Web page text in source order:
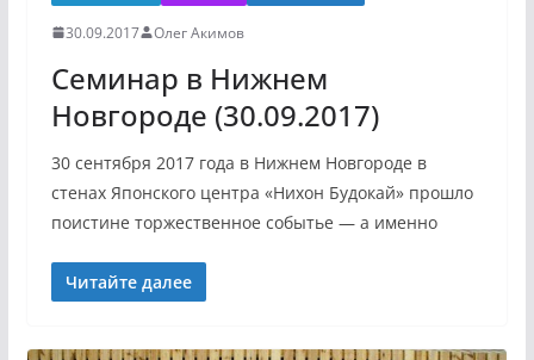
30.09.2017 Олег Акимов
Семинар в Нижнем
Новгороде (30.09.2017)
30 сентября 2017 года в Нижнем Новгороде в
стенах Японского центра «Нихон Будокай» прошло
поистине торжественное событье — а именно
Читайте далее